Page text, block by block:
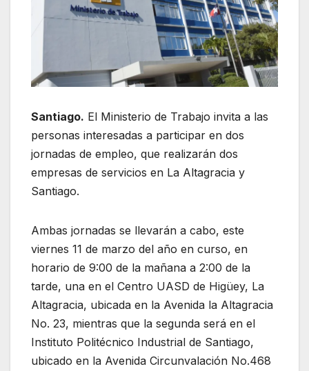
Santiago. El Ministerio de Trabajo invita a las
personas interesadas a participar en dos
jornadas de empleo, que realizarán dos
empresas de servicios en La Altagracia y
Santiago.
Ambas jornadas se llevarán a cabo, este
viernes 11 de marzo del año en curso, en
horario de 9:00 de la mañana a 2:00 de la
tarde, una en el Centro UASD de Higüey, La
Altagracia, ubicada en la Avenida la Altagracia
No. 23, mientras que la segunda será en el
Instituto Politécnico Industrial de Santiago,
ubicado en la Avenida Circunvalación No.468